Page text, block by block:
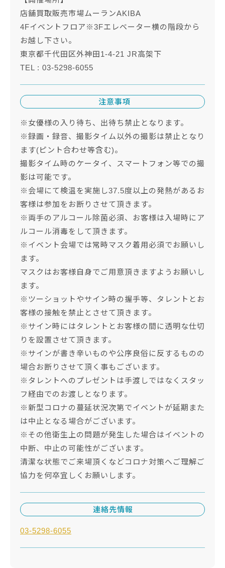
店舗買取販売市場ムーランAKIBA
4Fイベントフロア※3Fエレベーター横の階段から
お越し下さい。
東京都千代田区外神田1-4-21 JR高架下
TEL : 03-5298-6055
注意事項
※女優様の入り待ち、出待ち禁止となります。
※録画・録音、撮影タイム以外の撮影は禁止となり
ます(ピント合わせ等含む)。
撮影タイム時のケータイ、スマートフォン等での撮
影は可能です。
※会場にて検温を実施し37.5度以上の発熱があるお
客様は参加をお断りさせて頂きます。
※両手のアルコール除菌必須、お客様は入場時にア
ルコール消毒をして頂きます。
※イベント会場では常時マスク着用必須でお願いし
ます。
マスクはお客様自身でご用意頂きますようお願いし
ます。
※ツーショットやサイン時の握手等、タレントとお
客様の接触を禁止とさせて頂きます。
※サイン時にはタレントとお客様の間に透明な仕切
りを設置させて頂きます。
※サインが書き辛いものや公序良俗に反するものの
場合お断りさせて頂く事もございます。
※タレントへのプレゼントは手渡しではなくスタッ
フ経由でのお渡しとなります。
※新型コロナの蔓延状況次第でイベントが延期また
は中止となる場合がございます。
※その他衛生上の問題が発生した場合はイベントの
中断、中止の可能性がございます。
清潔な状態でご来場頂くなどコロナ対策へご理解ご
協力を何卒宜しくお願いします。
連絡先情報
03-5298-6055